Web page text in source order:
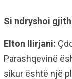
Si ndryshoi
Elton Ilirjani:
Parashqevinë
sikur është një